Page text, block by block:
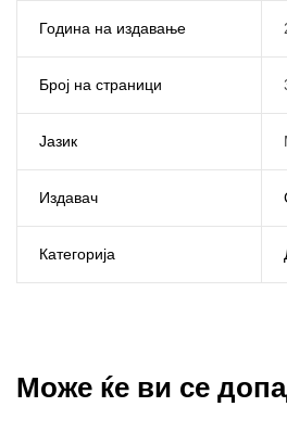
Година на издавање
Број на страници
Јазик
Издавач
Категорија
Може ќе ви се